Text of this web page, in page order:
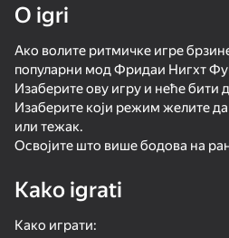
Plants Vs Zombie Hybrid Story Mod
87
62
O igri
Ако волите ритмичке игре
популарни мод Фридаи Нигхт
Изаберите ову игру и неће бити
Изаберите који режим желите
или тежак.
Освојите што више бодова на
Kako igrati
Како играти: